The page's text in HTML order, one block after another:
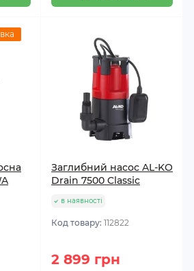
Заглибний насос AL-KO
Drain 7500 Classic
в наявності
Код товару: 112822
2 899 грн